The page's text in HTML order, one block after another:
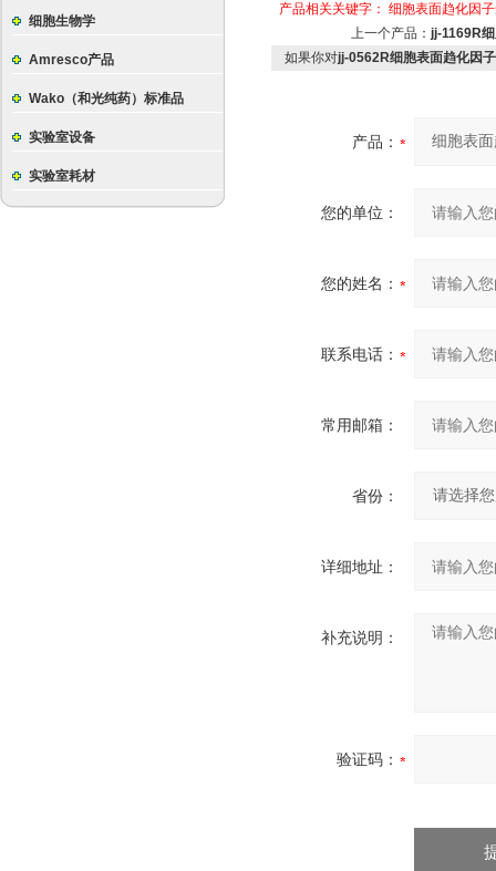
细胞生物学
Amresco产品
Wako（和光纯药）标准品
实验室设备
实验室耗材
产品相关关键字： 细胞表面趋化因
上一个产品： jj-1169R
如果你对jj-0562R细胞表面趋化因
产品：
您的单位：
您的姓名：
联系电话：
常用邮箱：
省份：
详细地址：
补充说明：
验证码：